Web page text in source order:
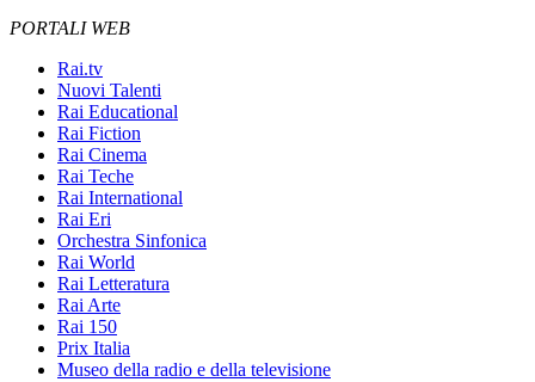
PORTALI WEB
Rai.tv
Nuovi Talenti
Rai Educational
Rai Fiction
Rai Cinema
Rai Teche
Rai International
Rai Eri
Orchestra Sinfonica
Rai World
Rai Letteratura
Rai Arte
Rai 150
Prix Italia
Museo della radio e della televisione